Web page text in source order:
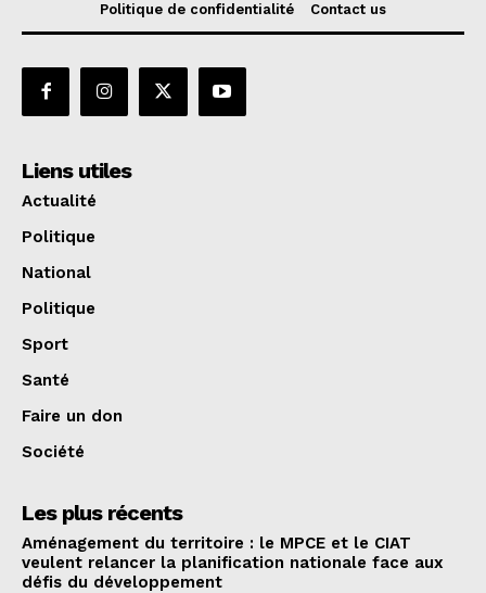
Politique de confidentialité
Contact us
Liens utiles
Actualité
Politique
National
Politique
Sport
Santé
Faire un don
Société
Les plus récents
Aménagement du territoire : le MPCE et le CIAT
veulent relancer la planification nationale face aux
défis du développement